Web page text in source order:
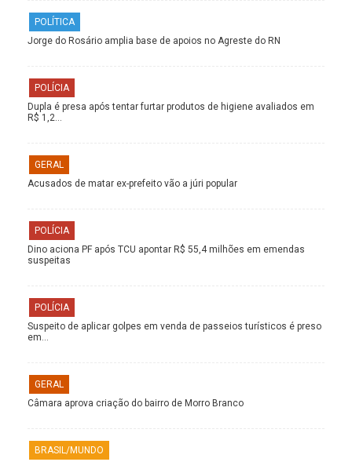
POLÍTICA
Jorge do Rosário amplia base de apoios no Agreste do RN
POLÍCIA
Dupla é presa após tentar furtar produtos de higiene avaliados em
R$ 1,2…
GERAL
Acusados de matar ex-prefeito vão a júri popular
POLÍCIA
Dino aciona PF após TCU apontar R$ 55,4 milhões em emendas
suspeitas
POLÍCIA
Suspeito de aplicar golpes em venda de passeios turísticos é preso
em…
GERAL
Câmara aprova criação do bairro de Morro Branco
BRASIL/MUNDO